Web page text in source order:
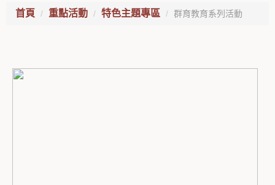
首頁 重點活動 特色主題專區 群育教育系列活動